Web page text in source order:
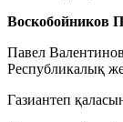
Воскобойников
Павел
Республикалық
Газиантеп